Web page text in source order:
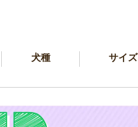
犬種 サイズ